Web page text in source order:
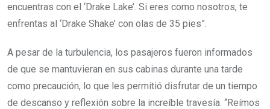
encuentras con el ‘Drake Lake’. Si eres como nosotros, te
enfrentas al ‘Drake Shake’ con olas de 35 pies”.
A pesar de la turbulencia, los pasajeros fueron informados
de que se mantuvieran en sus cabinas durante una tarde
como precaución, lo que les permitió disfrutar de un tiempo
de descanso y reflexión sobre la increíble travesía. “Reímos